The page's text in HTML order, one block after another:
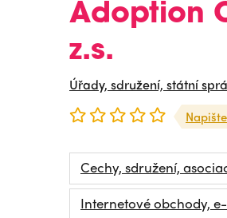
Adoption
z.s.
Úřady, sdružení, státní
Cechy, sdružení,
Internetové obchody,